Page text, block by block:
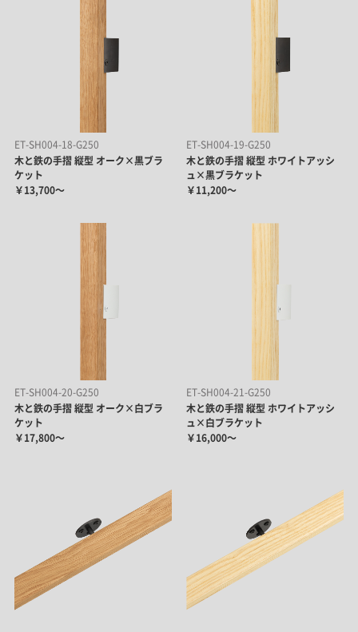
ET-SH004-18-G250
木と鉄の手摺 縦型 オーク×黒ブラ
ケット
￥13,700～
ET-SH004-19-G250
木と鉄の手摺 縦型 ホワイトアッシ
ュ×黒ブラケット
￥11,200～
ET-SH004-20-G250
木と鉄の手摺 縦型 オーク×白ブラ
ケット
￥17,800～
ET-SH004-21-G250
木と鉄の手摺 縦型 ホワイトアッシ
ュ×白ブラケット
￥16,000～